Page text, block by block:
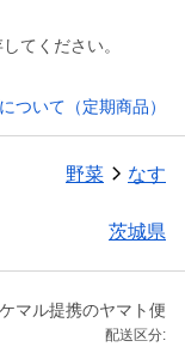
てください。
ついて（定期商品）
野菜 なす
茨城県
マル提携のヤマト便
配送区分: